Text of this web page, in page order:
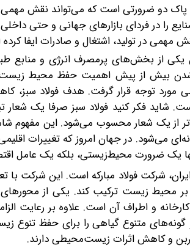
پاک دو ضرورتی است که می‌تواند نقش
را در فردای بازارهای جهانی و حتی
مهمی در تولید، اشتغال و صادرات ایفا
از بخش‌های پرمصرف انرژی و منابع
بیش از پیش اهمیت حفظ محیط‌ زیست،
توجه قرار گرفت. هدف فولاد سبز،
شاید فکر کنید فولاد سبز صرفا یک شعار
از یک شعار محسوب می‌شود. این مفهوم
می‌شود. در جهان امروز که تغییرات
یک ضرورت محیط‌زیستی، بلکه یک عامل
شرکت فولاد مبارکه است. این شرکت
بر محیط‌ زیست ترکیب کند. یکی از
و اطراف آن است. علاوه بر رعایت
متنوع گیاهی را برای حفظ تنوع
و کاهش اثرات زیست‌محیطی دارند.